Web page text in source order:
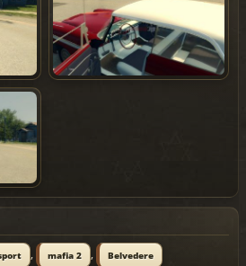
, mafia 2 , Belvedere